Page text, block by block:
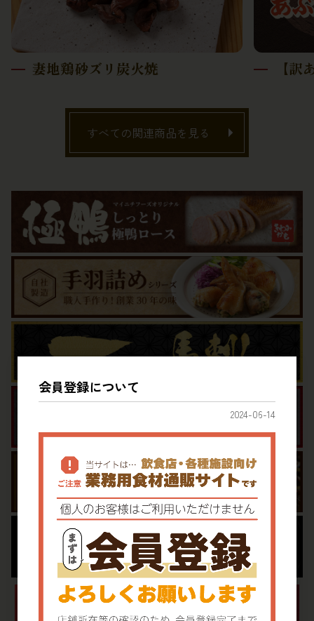
妻地鶏砂ズリ炭火焼 【
すべての関連商品を見る
会員登録について
2024-06-14